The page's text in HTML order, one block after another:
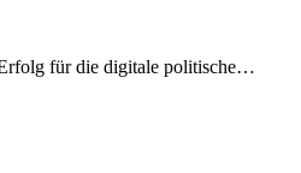
für die digitale politische…